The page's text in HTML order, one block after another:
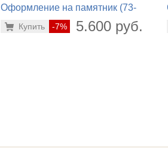
Оформление на памятник (73-
-7% 5.600 руб.
Купить